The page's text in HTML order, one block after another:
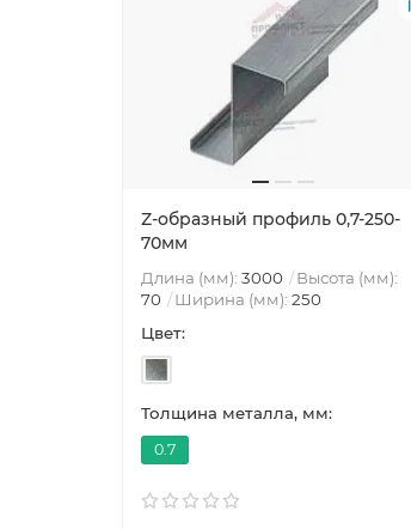
Z-образный профиль 0,7-250-
70мм
Длина (мм): 3000
Высота (мм):
70
Ширина (мм): 250
Цвет:
Толщина металла, мм:
0.7